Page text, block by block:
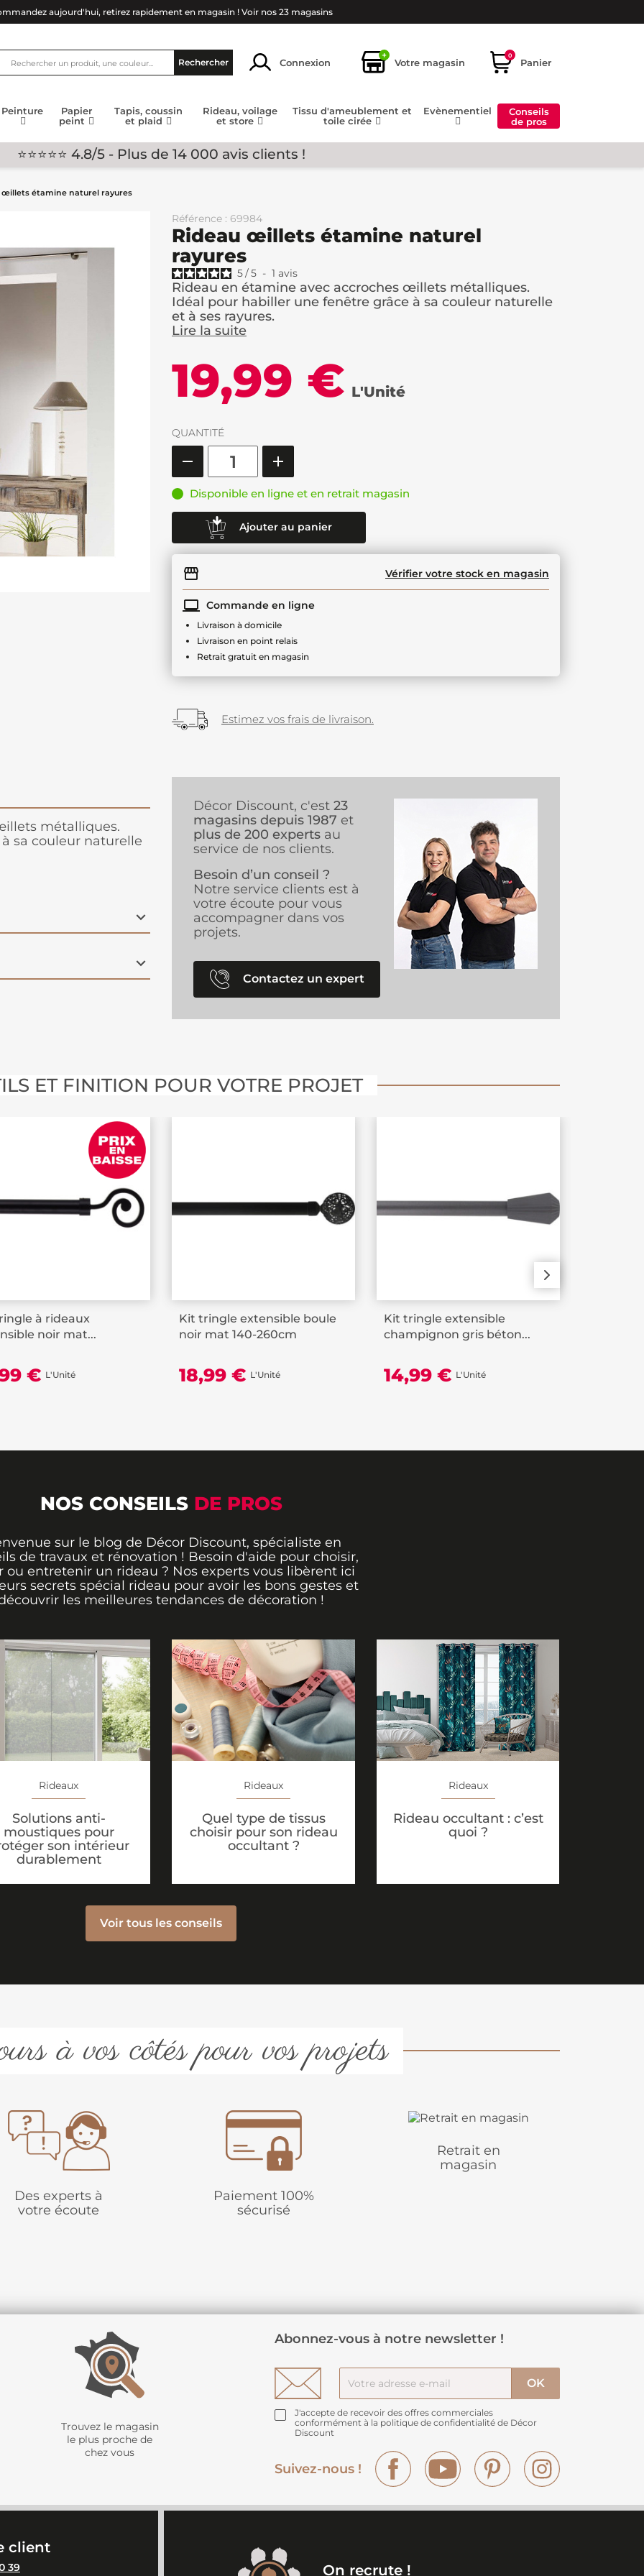
aujourd'hui, retirez rapidement en magasin ! Voir nos 23 magasins
Rechercher Connexion
+
Votre magasin
0
Panier
Peinture
Papier
peint
Tapis, coussin
et plaid
Rideau, voilage
et store
Tissu d'ameublement et
toile cirée
Evènementiel
Conseils
de pros
⭐⭐⭐⭐⭐ 4.8/5 - Plus de 14 000 avis clients !
œillets étamine naturel rayures
Référence : 69984
Rideau œillets étamine naturel
rayures
5/5 - 1 avis
Rideau en étamine avec accroches œillets métalliques.
Idéal pour habiller une fenêtre grâce à sa couleur naturelle
et à ses rayures.
Lire la suite
19,99 € L'Unité
QUANTITÉ
Disponible en ligne et en retrait magasin
Ajouter au panier
Vérifier votre stock en magasin
Commande en ligne
Livraison à domicile
Livraison en point relais
Retrait gratuit en magasin
Estimez vos frais de livraison.
métalliques.
sa couleur naturelle
Décor Discount, c'est 23
magasins depuis 1987 et
plus de 200 experts au
service de nos clients.
Besoin d’un conseil ?
Notre service clients est à
votre écoute pour vous
accompagner dans vos
projets.
Contactez un expert
ET FINITION POUR VOTRE PROJET
à rideaux
noir mat...
€ L'Unité
Kit tringle extensible boule
noir mat 140-260cm
18,99 € L'Unité
Kit tringle extensible
champignon gris béton...
14,99 € L'Unité
NOS CONSEILS DE PROS
sur le blog de Décor Discount, spécialiste en
de travaux et rénovation ! Besoin d'aide pour choisir,
ou entretenir un rideau ? Nos experts vous libèrent ici
secrets spécial rideau pour avoir les bons gestes et
les meilleures tendances de décoration !
Rideaux
Solutions anti-
moustiques pour
son intérieur
durablement
Rideaux
Quel type de tissus
choisir pour son rideau
occultant ?
Rideaux
Rideau occultant : c’est
quoi ?
Voir tous les conseils
à vos côtés pour vos projets
Des experts à
votre écoute
Paiement 100%
sécurisé
Retrait en
magasin
Trouvez le magasin
le plus proche de
chez vous
Abonnez-vous à notre newsletter !
J'accepte de recevoir des offres commerciales
conformément à la politique de confidentialité de Décor
Discount
Suivez-nous !
Facebook YouTube Pinterest
client
39 On recrute !